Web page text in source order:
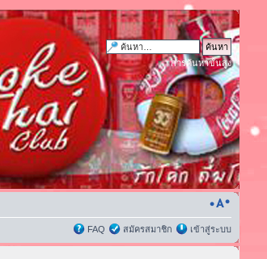
การค้นหาขั้นสูง
FAQ สมัครสมาชิก เข้าสู่ระบบ